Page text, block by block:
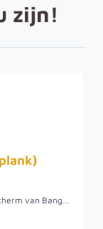
zijn!
Het bijzondere aan dit Meerpolder standaard scherm van Bangkirai hout is dat het zowel verticaal als horizontaal geplaatst kan worden. Het is geschroefd met RVS en maatwerk schermen laten maken, is natuurlijk ook mogelijk. De schermen hebben een lange levensduur, namelijk tot 20-25 jaar en vergrijst egaal grijs in ongeveer 10 maanden tijd. Het is geen goedkoop scherm, maar is zwaar, van goede kwaliteit en heeft 3 liggers voor extra stevigheid. U kunt eventueel het scherm behandelen met beits, lazuur of olie.Bestel uw Meerpolder tuinscherm en geniet van een solide basis voor uw project!